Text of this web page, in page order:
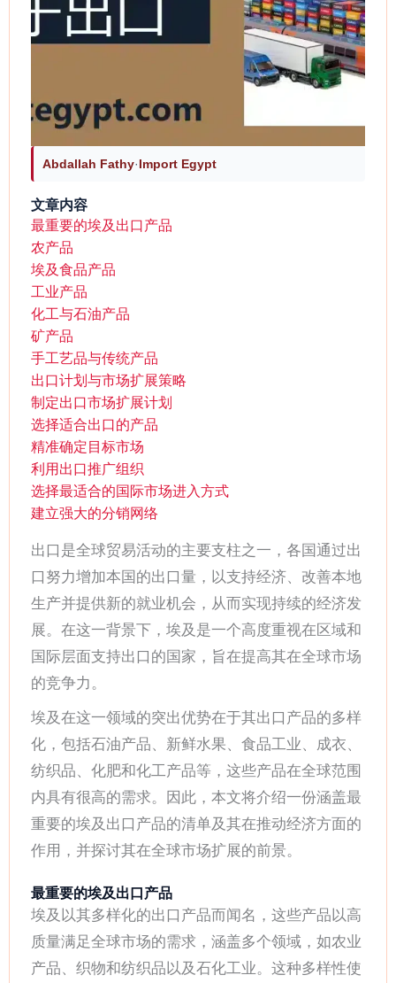
Abdallah Fathy·Import Egypt
文章内容
最重要的埃及出口产品
农产品
埃及食品产品
工业产品
化工与石油产品
矿产品
手工艺品与传统产品
出口计划与市场扩展策略
制定出口市场扩展计划
选择适合出口的产品
精准确定目标市场
利用出口推广组织
选择最适合的国际市场进入方式
建立强大的分销网络
出口是全球贸易活动的主要支柱之一，各国通过出
口努力增加本国的出口量，以支持经济、改善本地
生产并提供新的就业机会，从而实现持续的经济发
展。在这一背景下，埃及是一个高度重视在区域和
国际层面支持出口的国家，旨在提高其在全球市场
的竞争力。
埃及在这一领域的突出优势在于其出口产品的多样
化，包括石油产品、新鲜水果、食品工业、成衣、
纺织品、化肥和化工产品等，这些产品在全球范围
内具有很高的需求。因此，本文将介绍一份涵盖最
重要的埃及出口产品的清单及其在推动经济方面的
作用，并探讨其在全球市场扩展的前景。
最重要的埃及出口产品
埃及以其多样化的出口产品而闻名，这些产品以高
质量满足全球市场的需求，涵盖多个领域，如农业
产品、织物和纺织品以及石化工业。这种多样性使